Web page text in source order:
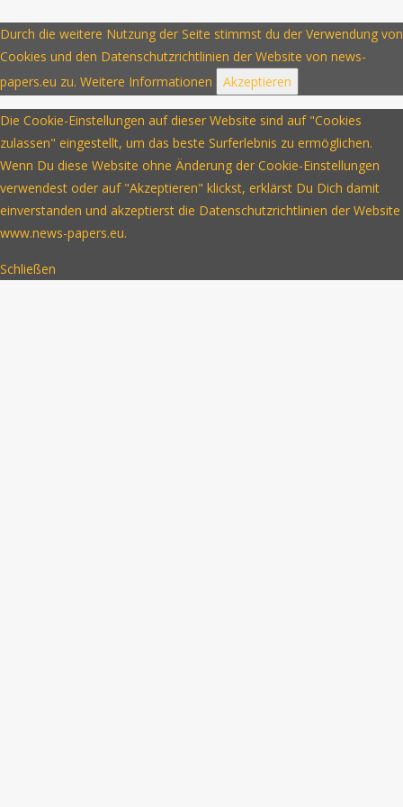
Durch die weitere Nutzung der Seite stimmst du der Verwendung von
Cookies und den Datenschutzrichtlinien der Website von news-
papers.eu zu. Weitere Informationen Akzeptieren
Die Cookie-Einstellungen auf dieser Website sind auf "Cookies
zulassen" eingestellt, um das beste Surferlebnis zu ermöglichen.
Wenn Du diese Website ohne Änderung der Cookie-Einstellungen
verwendest oder auf "Akzeptieren" klickst, erklärst Du Dich damit
einverstanden und akzeptierst die Datenschutzrichtlinien der Website
www.news-papers.eu.
Schließen